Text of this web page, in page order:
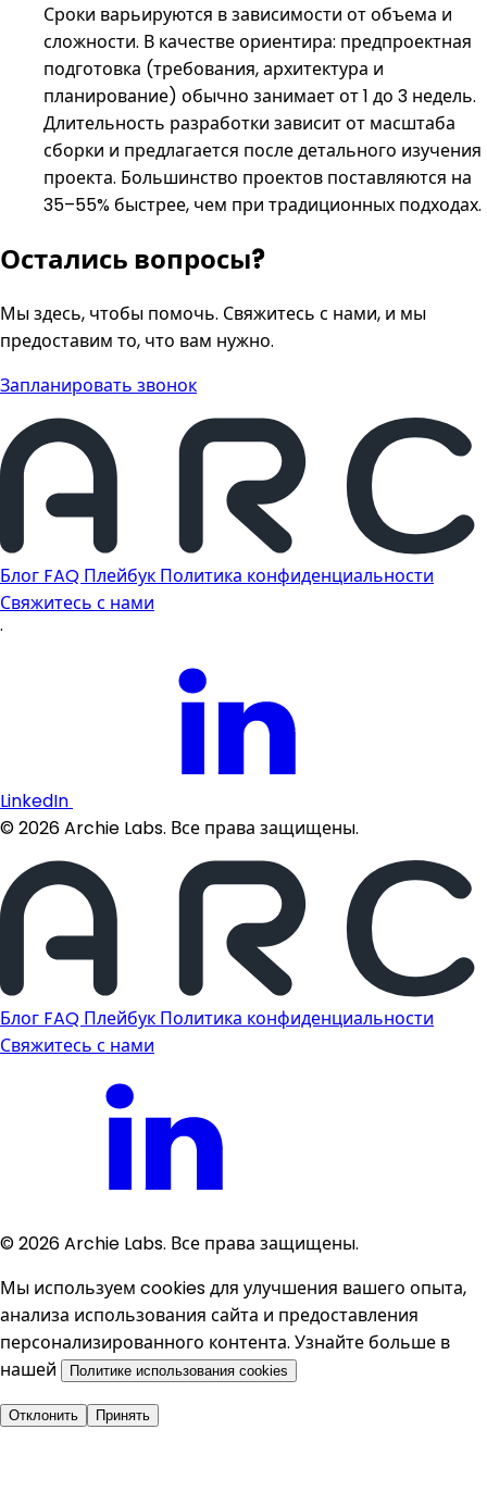
Сроки варьируются в зависимости от объема и
сложности. В качестве ориентира: предпроектная
подготовка (требования, архитектура и
планирование) обычно занимает от 1 до 3 недель.
Длительность разработки зависит от масштаба
сборки и предлагается после детального изучения
проекта. Большинство проектов поставляются на
35–55% быстрее, чем при традиционных подходах.
Остались вопросы?
Мы здесь, чтобы помочь. Свяжитесь с нами, и мы
предоставим то, что вам нужно.
Запланировать звонок
Блог FAQ Плейбук Политика конфиденциальности
Свяжитесь с нами
·
LinkedIn
©2026Archie Labs. Все права защищены.
Блог FAQ Плейбук Политика конфиденциальности
Свяжитесь с нами
©2026Archie Labs. Все права защищены.
Мы используем cookies для улучшения вашего опыта,
анализа использования сайта и предоставления
персонализированного контента. Узнайте больше в
нашей
Политике использования cookies
Отклонить Принять